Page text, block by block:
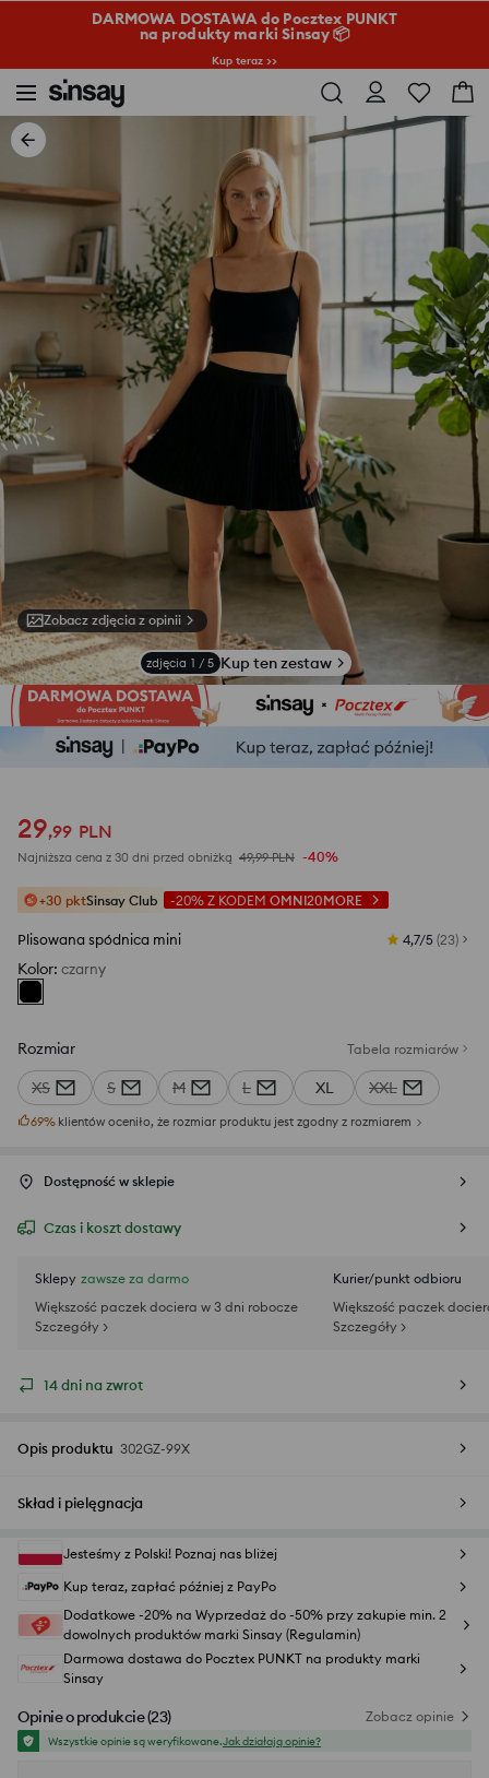
DARMOWA DOSTAWA do Pocztex PUNKT
na produkty marki Sinsay 📦
Kup teraz >>
Zobacz zdjęcia z opinii
zdjęcia 1 / 5 Kup ten zestaw
29,99 PLN
Najniższa cena z 30 dni przed obniżką 49,99 PLN -40%
+30 pktSinsay Club -20% Z KODEM OMNI20MORE
Plisowana spódnica mini 4,7/5 (23)
Kolor: czarny
Rozmiar Tabela rozmiarów
XS S M L XL XXL
69% klientów oceniło, że rozmiar produktu jest zgodny z rozmiarem
Dostępność w sklepie
Czas i koszt dostawy
Sklepy zawsze za darmo
Większość paczek dociera w 3 dni robocze
Szczegóły >
Kurier/punkt odbioru
Większość paczek
Szczegóły >
14 dni na zwrot
Opis produktu 302GZ-99X
Skład i pielęgnacja
Jesteśmy z Polski! Poznaj nas bliżej
Kup teraz, zapłać później z PayPo
Dodatkowe -20% na Wyprzedaż do -50% przy zakupie min. 2
dowolnych produktów marki Sinsay (Regulamin)
Darmowa dostawa do Pocztex PUNKT na produkty marki
Sinsay
Opinie o produkcie(23) Zobacz opinie
Wszystkie opinie są weryfikowane.Jak działają opinie?